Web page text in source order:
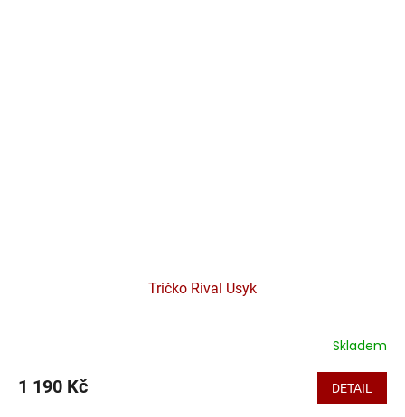
Tričko Rival Usyk
Skladem
1 190 Kč DETAIL